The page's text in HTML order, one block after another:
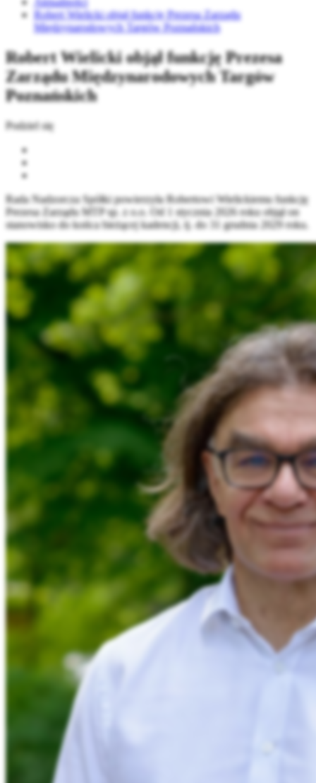
Robert Wielicki objął funkcję Prezesa Zarządu
Międzynarodowych Targów Poznańskich
Robert Wielicki objął funkcję Prezesa
Zarządu Międzynarodowych Targów
Poznańskich
Podziel się
Rada Nadzorcza Spółki powierzyła Robertowi Wielickiemu funkcję
Prezesa Zarządu MTP sp. z o.o. Od 1 stycznia 2026 roku objął on
stanowisko do końca bieżącej kadencji, tj. do 31 grudnia 2029 roku.